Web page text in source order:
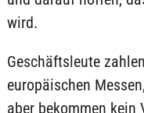
wird.
Geschäftsleute
europäischen
aber bekommen kein